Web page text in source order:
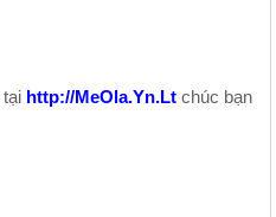
tại http://MeOla.Yn.Lt chúc bạn